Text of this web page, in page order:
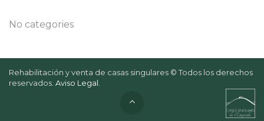
No categories
Rehabilitación y venta de casas singulares © Todos los derechos
reservados. Aviso Legal